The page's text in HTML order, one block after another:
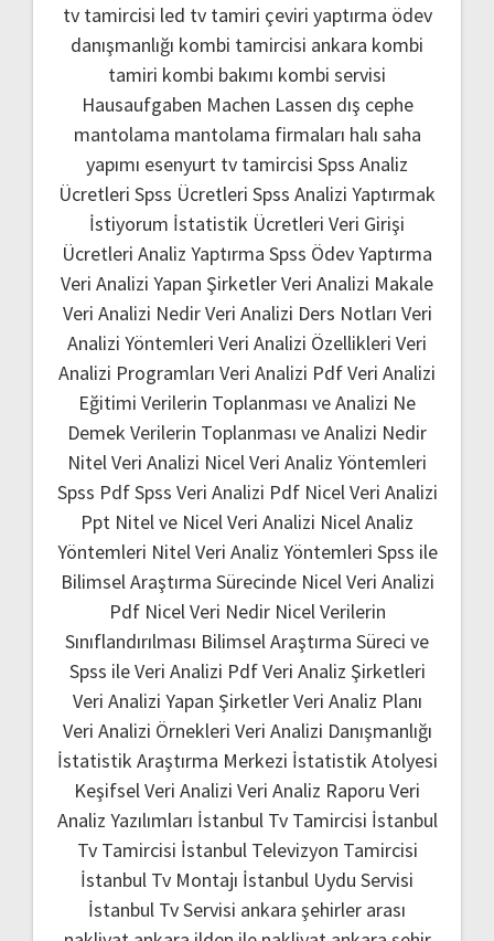
tv tamircisi led tv tamiri çeviri yaptırma ödev
danışmanlığı kombi tamircisi ankara kombi
tamiri kombi bakımı kombi servisi
Hausaufgaben Machen Lassen dış cephe
mantolama mantolama firmaları halı saha
yapımı esenyurt tv tamircisi Spss Analiz
Ücretleri Spss Ücretleri Spss Analizi Yaptırmak
İstiyorum İstatistik Ücretleri Veri Girişi
Ücretleri Analiz Yaptırma Spss Ödev Yaptırma
Veri Analizi Yapan ŞirketlerVeri Analizi Makale
Veri Analizi NedirVeri Analizi Ders Notları Veri
Analizi Yöntemleri Veri Analizi Özellikleri Veri
Analizi Programları Veri Analizi PdfVeri Analizi
Eğitimi Verilerin Toplanması ve Analizi Ne
Demek Verilerin Toplanması ve Analizi Nedir
Nitel Veri Analizi Nicel Veri Analiz Yöntemleri
Spss PdfSpss Veri Analizi Pdf Nicel Veri Analizi
Ppt Nitel ve Nicel Veri Analizi Nicel Analiz
Yöntemleri Nitel Veri Analiz Yöntemleri Spss ile
Bilimsel Araştırma Sürecinde Nicel Veri Analizi
Pdf Nicel Veri Nedir Nicel Verilerin
Sınıflandırılması Bilimsel Araştırma Süreci ve
Spss ile Veri Analizi PdfVeri Analiz Şirketleri
Veri Analizi Yapan ŞirketlerVeri Analiz Planı
Veri Analizi Örnekleri Veri Analizi Danışmanlığı
İstatistik Araştırma Merkezi İstatistik Atolyesi
Keşifsel Veri Analizi Veri Analiz Raporu Veri
Analiz Yazılımları İstanbul Tv Tamircisi İstanbul
Tv Tamircisi İstanbul Televizyon Tamircisi
İstanbul Tv Montajı İstanbul Uydu Servisi
İstanbul Tv Servisi ankara şehirler arası